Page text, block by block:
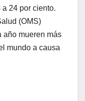
24 por ciento.
(OMS)
año mueren más
mundo a causa